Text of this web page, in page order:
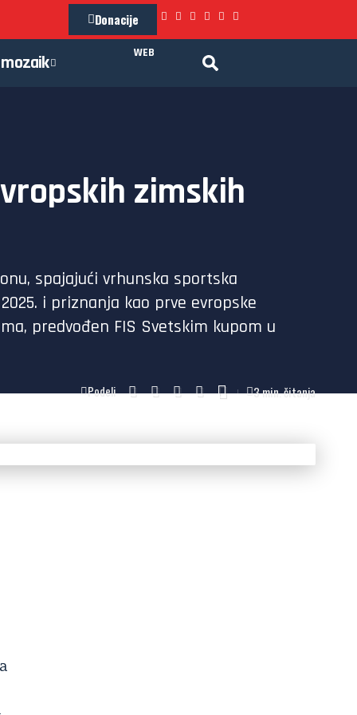
Donacije
mozaik WEB
zimskih
spajajući vrhunska sportska
i priznanja kao prve evropske
predvođen FIS Svetskim kupom u
Podeli 3 min. čitanja